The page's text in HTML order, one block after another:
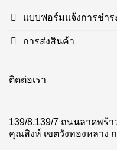
แบบฟอร์มแจ้งการชำร
การส่งสินค้า
ติดต่อเรา
139/8,139/7 ถนนลาดพร้
คุณสิงห์ เขตวังทองหลาง